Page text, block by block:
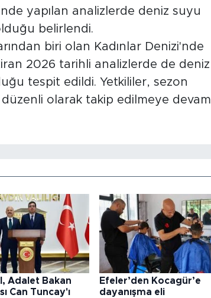
yapılan analizlerde deniz suyu
belirlendi.
biri olan Kadınlar Denizi'nde
2026 tarihli analizlerde de deniz
tespit edildi. Yetkililer, sezon
olarak takip edilmeye devam
Adalet Bakan
Can Tuncay'ı
Efeler’den Kocagür’e
dayanışma eli